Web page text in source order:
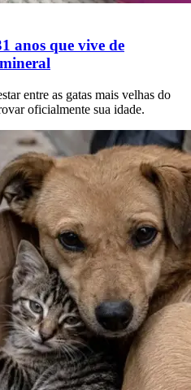
anos que vive de
entre as gatas mais velhas do
oficialmente sua idade.